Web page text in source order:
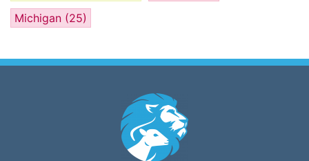
Michigan (25)